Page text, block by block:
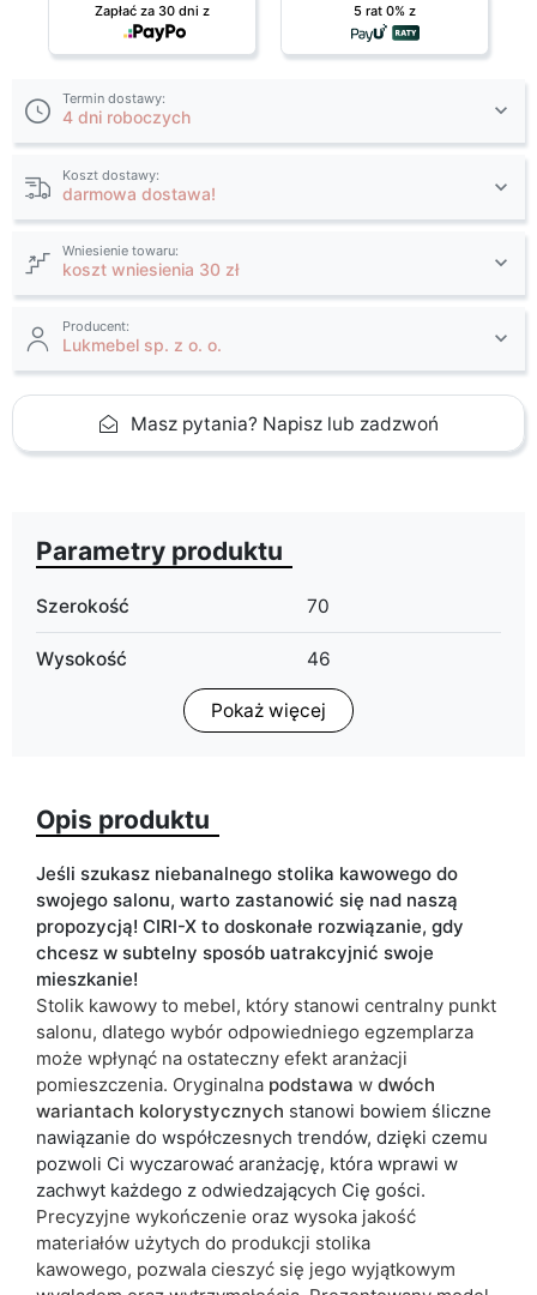
Zapłać za 30 dni z 5 rat 0% z
Termin dostawy:
4 dni roboczych
Koszt dostawy:
darmowa dostawa!
Wniesienie towaru:
koszt wniesienia 30 zł
Producent:
Lukmebel sp. z o. o.
Masz pytania? Napisz lub zadzwoń
Parametry produktu
Szerokość 70
Wysokość 46
70
Kolorystyka
dąb artisan
dąb stirling
dąb wotan
ean13
Termin dostawy: 4 dni roboczych
Ze względu na proces produkcyjny i właściwości materiałów,
możliwe są tolerancje wymiarowe na poziomie +/- 2–3 cm.
Pokaż więcej
Opis produktu
Jeśli szukasz niebanalnego stolika kawowego do
swojego salonu, warto zastanowić się nad naszą
propozycją! CIRI-X to doskonałe rozwiązanie, gdy
chcesz w subtelny sposób uatrakcyjnić swoje
mieszkanie!
Stolik kawowy to mebel, który stanowi centralny punkt
salonu, dlatego wybór odpowiedniego egzemplarza
może wpłynąć na ostateczny efekt aranżacji
pomieszczenia. Oryginalna podstawa w dwóch
wariantach kolorystycznych stanowi bowiem śliczne
nawiązanie do współczesnych trendów, dzięki czemu
pozwoli Ci wyczarować aranżację, która wprawi w
zachwyt każdego z odwiedzających Cię gości.
Precyzyjne wykończenie oraz wysoka jakość
materiałów użytych do produkcji stolika
kawowego, pozwala cieszyć się jego wyjątkowym